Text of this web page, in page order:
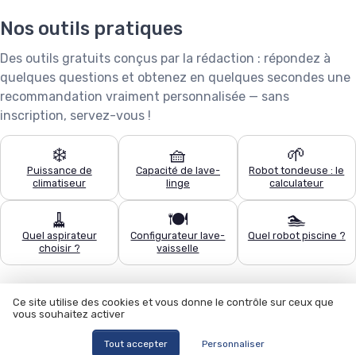
Nos outils pratiques
Des outils gratuits conçus par la rédaction : répondez à
quelques questions et obtenez en quelques secondes une
recommandation vraiment personnalisée — sans
inscription, servez-vous !
❄️
Puissance de
climatiseur
🧺
Capacité de lave-
linge
🌱
Robot tondeuse : le
calculateur
🧹
Quel aspirateur
choisir ?
🍽️
Configurateur lave-
vaisselle
🏊
Quel robot piscine ?
Ce site utilise des cookies et vous donne le contrôle sur ceux que
vous souhaitez activer
Tout accepter Personnaliser